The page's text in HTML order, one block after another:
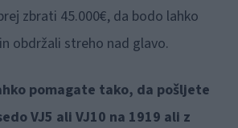
zbrati 45.000€, da bodo lahko
obdržali streho nad glavo.
pomagate tako, da pošljete
VJ5 ali VJ10 na 1919 ali z